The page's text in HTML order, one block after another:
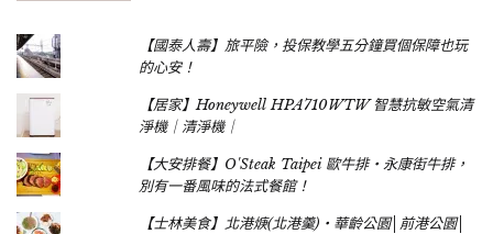
【國泰人壽】旅平險，投保教學五分鐘買個保障也玩
的心安！
【居家】Honeywell HPA710WTW 智慧抗敏空氣清
淨機｜清淨機｜
【大安排餐】O'Steak Taipei 歐牛排‧永康街牛排，
別有一番風味的法式餐館！
【士林美食】北港焿(北港羹)‧華齡公園│前港公園│